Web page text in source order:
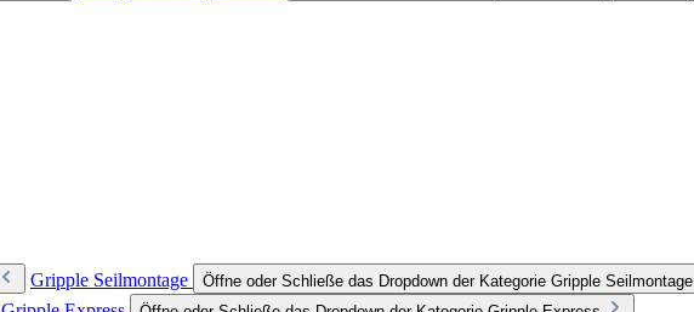
Gripple Seilmontage
Öffne oder Schließe das Dropdown der Kategorie Gripple Seilmontage